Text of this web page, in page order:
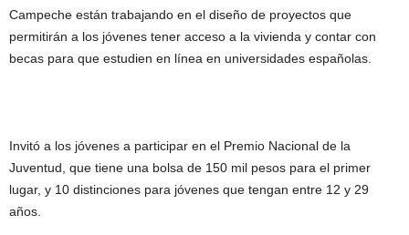
Campeche están trabajando en el diseño de proyectos que
permitirán a los jóvenes tener acceso a la vivienda y contar con
becas para que estudien en línea en universidades españolas.
Invitó a los jóvenes a participar en el Premio Nacional de la
Juventud, que tiene una bolsa de 150 mil pesos para el primer
lugar, y 10 distinciones para jóvenes que tengan entre 12 y 29
años.